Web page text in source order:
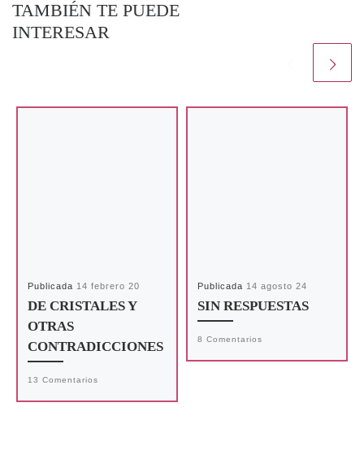
TAMBIÉN TE PUEDE
INTERESAR
Publicada 14 febrero 20
DE CRISTALES Y
OTRAS
CONTRADICCIONES
13 Comentarios
Publicada 14 agosto 24
SIN RESPUESTAS
8 Comentarios